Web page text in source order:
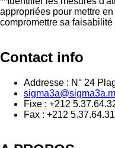
appropriées pour mettre
compromettre sa
Contact info
Addresse : N° 24
Fixe : +212
Fax : +212